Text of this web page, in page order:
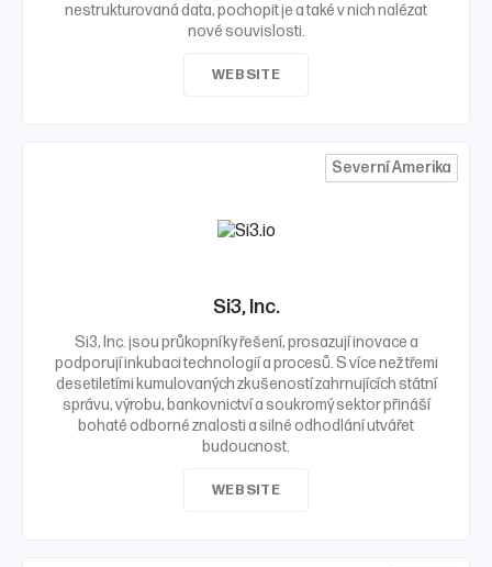
nestrukturovaná data, pochopit je a také v nich nalézat
nové souvislosti.
WEBSITE
Severní Amerika
Si3, Inc.
Si3, Inc. jsou průkopníky řešení, prosazují inovace a
podporují inkubaci technologií a procesů. S více než třemi
desetiletími kumulovaných zkušeností zahrnujících státní
správu, výrobu, bankovnictví a soukromý sektor přináší
bohaté odborné znalosti a silné odhodlání utvářet
budoucnost.
WEBSITE